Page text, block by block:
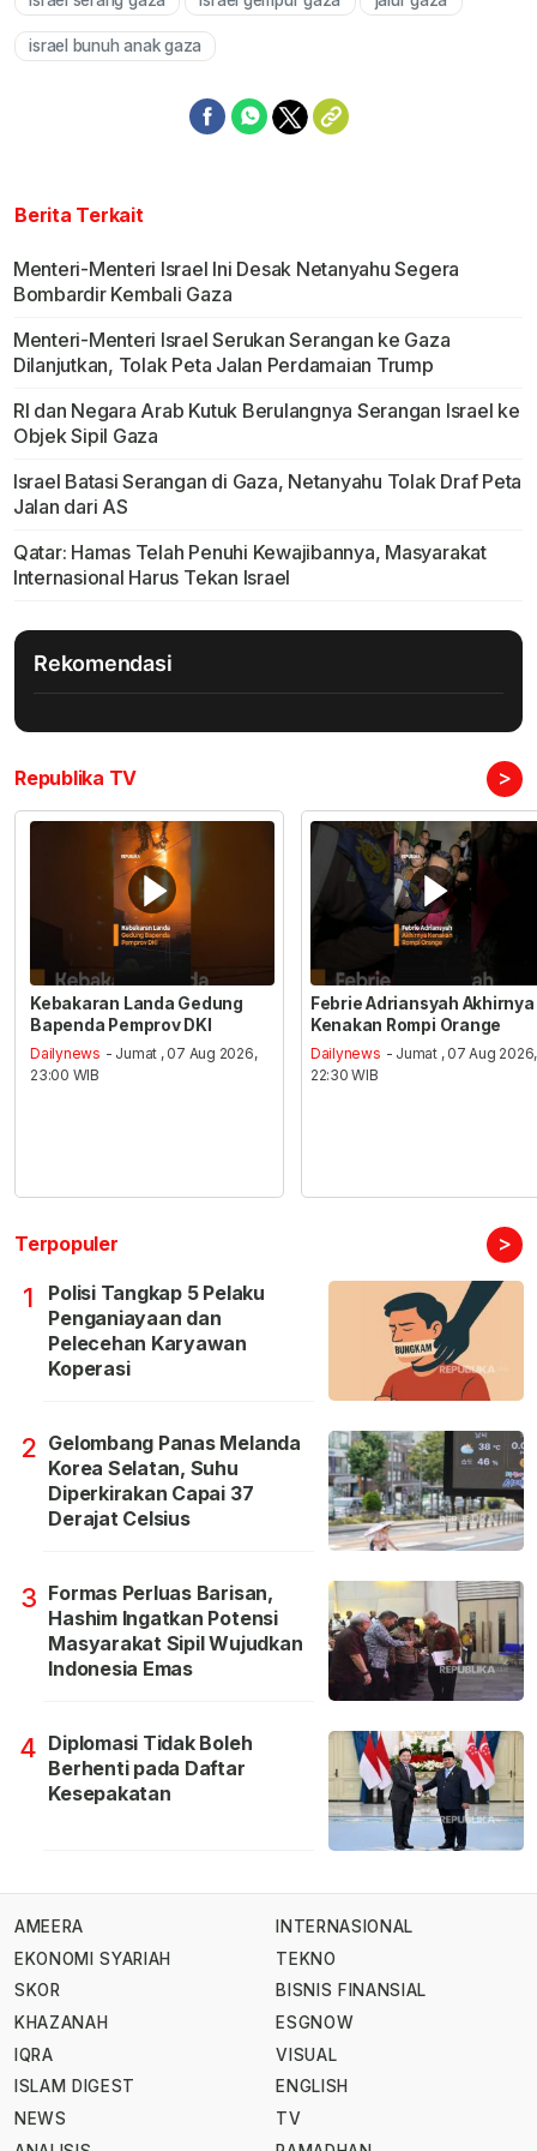
Mute
israel bunuh anak gaza
Berita Terkait
Menteri-Menteri Israel Ini Desak Netanyahu Segera
Bombardir Kembali Gaza
Menteri-Menteri Israel Serukan Serangan ke Gaza
Dilanjutkan, Tolak Peta Jalan Perdamaian Trump
RI dan Negara Arab Kutuk Berulangnya Serangan Israel ke
Objek Sipil Gaza
Israel Batasi Serangan di Gaza, Netanyahu Tolak Draf Peta
Jalan dari AS
Qatar: Hamas Telah Penuhi Kewajibannya, Masyarakat
Internasional Harus Tekan Israel
Rekomendasi
Republika TV >
Kebakaran Landa Gedung
Bapenda Pemprov DKI
Dailynews - Jumat , 07 Aug 2026,
23:00 WIB
Febrie Adriansyah Akhirnya
Kenakan Rompi Orange
Dailynews - Jumat , 07 Aug 2026,
22:30 WIB
Terpopuler >
1
Polisi Tangkap 5 Pelaku
Penganiayaan dan
Pelecehan Karyawan
Koperasi
2 Gelombang Panas Melanda
Korea Selatan, Suhu
Diperkirakan Capai 37
Derajat Celsius
3 Formas Perluas Barisan,
Hashim Ingatkan Potensi
Masyarakat Sipil Wujudkan
Indonesia Emas
4 Diplomasi Tidak Boleh
Berhenti pada Daftar
Kesepakatan
AMEERA
EKONOMI SYARIAH
SKOR
KHAZANAH
IQRA
ISLAM DIGEST
NEWS
INTERNASIONAL
TEKNO
BISNIS FINANSIAL
ESGNOW
VISUAL
ENGLISH
TV